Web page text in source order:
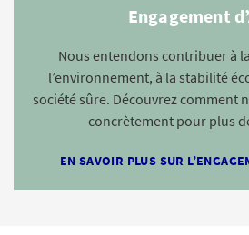
Engagement
Nous entendons contribuer à
l’environnement, à la stabilité
société sûre. Découvrez comment
concrètement pour plus
EN SAVOIR PLUS SUR